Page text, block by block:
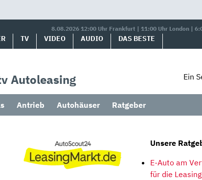
8.08.2026 12:00 Uhr Frankfurt | 11:00 Uhr London |
TV VIDEO AUDIO DAS BESTE
Autoleasing Ein
Antrieb Autohäuser Ratgeber
Unsere
E-Auto am
für die